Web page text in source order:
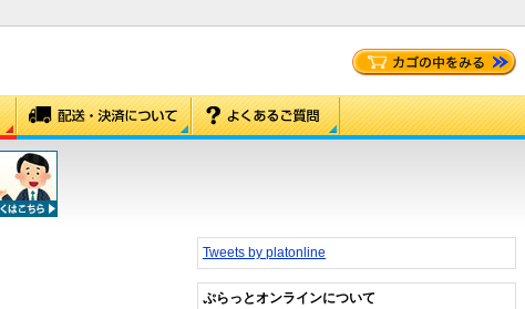
Tweets by platonline
ぷらっとオンラインについて